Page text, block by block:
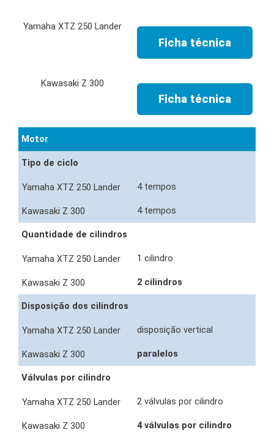
Ficha técnica
Ficha técnica
Motor
Tipo de ciclo
4 tempos
4 tempos
Quantidade de cilindros
1 cilindro
2 cilindros
Disposição dos cilindros
disposição vertical
paralelos
Válvulas por cilindro
2 válvulas por cilindro
4 válvulas por cilindro